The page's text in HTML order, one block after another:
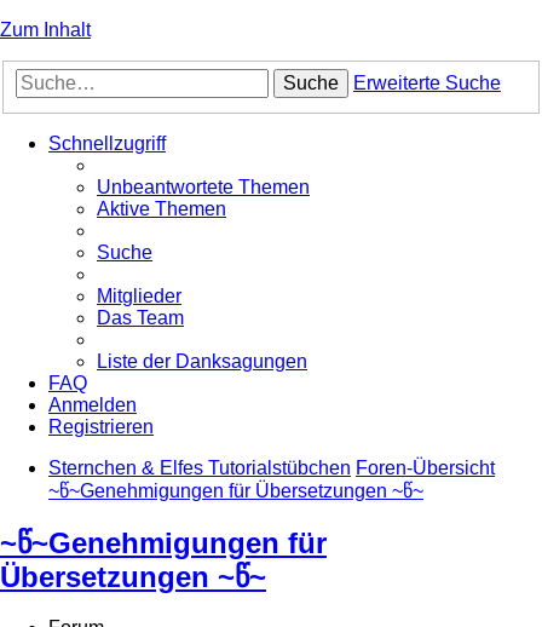
Zum Inhalt
Suche Erweiterte Suche
Schnellzugriff
Unbeantwortete Themen
Aktive Themen
Suche
Mitglieder
Das Team
Liste der Danksagungen
FAQ
Anmelden
Registrieren
Sternchen & Elfes Tutorialstübchen Foren-Übersicht
~წ~Genehmigungen für Übersetzungen ~წ~
~წ~Genehmigungen für
Übersetzungen ~წ~